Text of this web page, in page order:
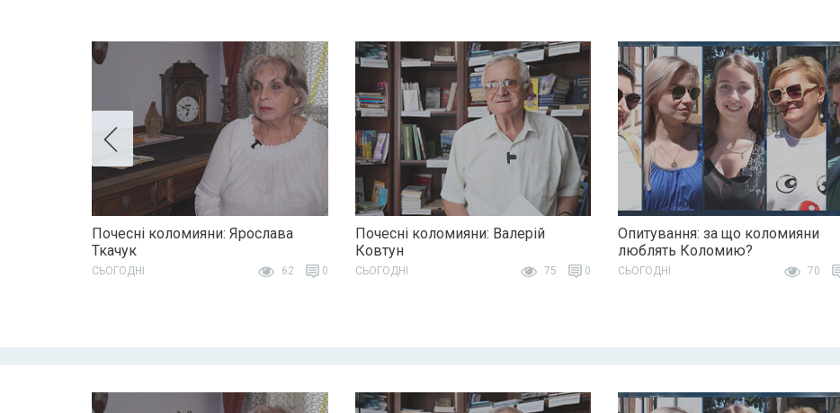
Почесні коломияни: Ярослава
Ткачук
СЬОГОДНІ 62 0
Почесні коломияни: Валерій
Ковтун
СЬОГОДНІ 75 0
Опитування: за що коломияни
люблять Коломию?
СЬОГОДНІ 70